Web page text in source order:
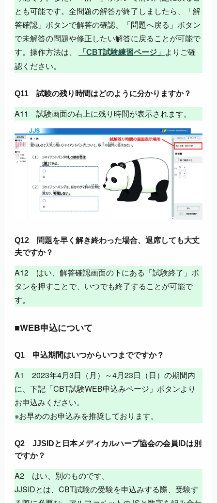
とも可能です。全問題の解答が終了しましたら、「解
答確認」ボタンで解答の確認、「問題へ戻る」ボタン
で未解答の問題や修正したい解答に戻ることが可能で
す。操作方法は、
「CBT試験練習ページ」
よりご確
認ください。
Q11 試験の残り時間はどのように分かりますか？
A11 試験画面の右上に残り時間が表示されます。
Q12 問題を早く 解き終わった場合、退席しても大丈
夫ですか？
A12 はい、解答確認画面の下にある「試験終了」ボ
タンを押すことで、いつでも終了することが可能で
す。
■WEB申込について
Q1 申込期間はいつからいつまでですか？
A1 2023年4月3日（月）～4月23日（日）の期間内
に、下記「CBT試験WEB申込みページ」ボタンより
お申込みください。
※お早めのお申込みを推奨しております。
Q2 JJSIDと日本メディカルハーブ協会の会員IDは別
ですか？
A2 はい、別のものです。
JJSIDとは、CBT試験の受験を申込みする際、受験す